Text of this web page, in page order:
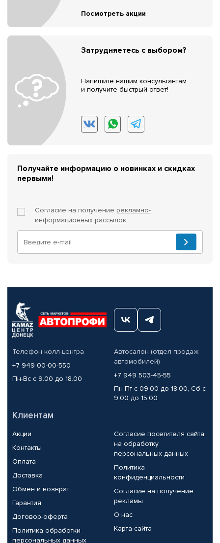
Посмотреть акции
Затрудняетесь с выбором?
Напишите нашим консультантам
и получите быстрый ответ!
Получайте информацию о новинках и скидках
первыми!
Согласие на получение рекламно-
информационных рассылок
Телефон колл-центра
+7 949 00-00-550
Пн-Вс с 9.00 до 18.00
Автосалон (отдел продаж
автомобилей)
+7 949 503-45-55
Пн-Пт с 09.00 до 18.00, Сб с
9.00 до 15.00
Клиентам
Акции
Контакты
Оплата
Доставка
Обмен и возврат
Гарантия
Договор-оферта
Политика обработки
персональных данных
Согласие посетителя сайта
на обработку
персональных данных
Политика
конфиденциальности
Согласие на получение
рекламы
О нас
Карта сайта